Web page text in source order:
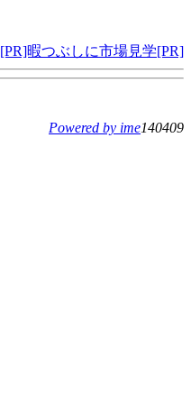
[PR]暇つぶしに市場見学[PR]
Powered by ime140409